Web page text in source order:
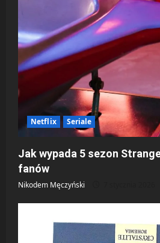
Netflix Seriale
Jak wypada 5 sezon
fanów
Nikodem Męczyński